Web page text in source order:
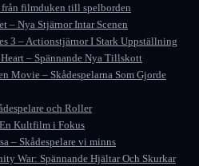
från filmduken till spelborden
– Nya Stjärnor Intar Scenen
3 – Actionstjärnor I Stark Uppställning
– Spännande Nya Tillskott
Movie – Skådespelarna Som Gjorde
och Roller
Kultfilm i Fokus
– Skådespelare vi minns
War: Spännande Hjältar Och Skurkar